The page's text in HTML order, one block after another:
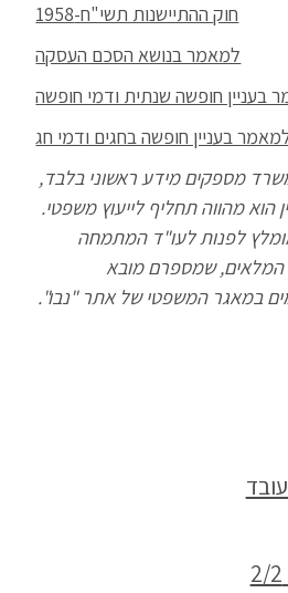
חוק ההתיישנות תשי"ח-1958
למאמר בנושא הסכם העסקה
בעניין חופשה שנתית ודמי חופשה
בעניין חופשה בחגים ודמי חג
מספקים מידע ראשוני בלבד,
הוא מהווה תחליף לייעוץ משפטי.
לפנות לעו"ד המתמחה
המלאים, שמספרם מובא
במאגר המשפטי של אתר "נבו".